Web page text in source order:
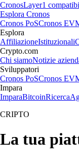
CronosLayer1
Esplora Cronos
Cronos PoSCronos
Esplora
AffiliazioneIstituzionali
Crypto.com
Chi siamoNotizie
Sviluppatori
Cronos PoSCronos
Impara
ImparaBitcoinRicerca
CRIPTO
La tua